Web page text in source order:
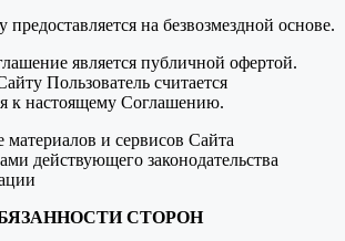
на безвозмездной основе.
является публичной офертой.
Пользователь считается
к настоящему Соглашению.
материалов и сервисов Сайта
действующего законодательства
СТОРОН